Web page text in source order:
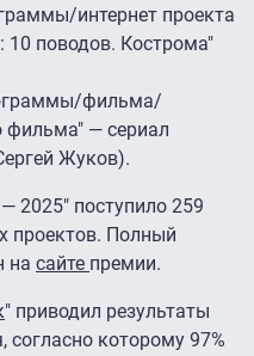
интернет проекта
10 поводов. Кострома"
фильма/
фильма" — сериал
Жуков).
2025″ поступило 259
проектов. Полный
на сайте премии.
" приводил результаты
согласно которому 97%